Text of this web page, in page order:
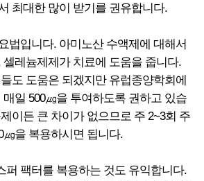
최대한 많이 받기를 권유합니다.
법입니다. 아미노산 수액제에 대해서
레늄제제가 치료에 도움을 줍니다.
도 도움은 되겠지만 유럽종양학회에
일 500㎍을 투여하도록 권하고 있습
이든 큰 차이가 없으므로 주 2~3회 주
을 복용하시면 됩니다.
퍼 팩터를 복용하는 것도 유익합니다.